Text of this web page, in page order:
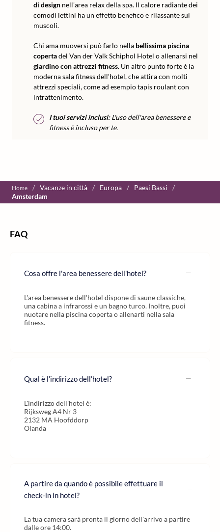
di design nell'area relax della spa. Il calore radiante dei
comodi lettini ha un effetto benefico e rilassante sui
muscoli.
Chi ama muoversi può farlo nella bellissima piscina
copertadel Van der Valk Schiphol Hotel o allenarsi nel
giardino con attrezzi fitness. Un altro punto forte è la
moderna sala fitness dell'hotel, che attira con molti
attrezzi speciali, come ad esempio tapis roulant con
intrattenimento.
I tuoi servizi inclusi:L'uso dell'area benessere e
fitness è incluso per te.
Home / Vacanze in città / Europa / Paesi Bassi
/
Amsterdam
FAQ
Cosa offre l'area benessere dell'hotel?
L'area benessere dell'hotel dispone di saune classiche,
una cabina a infrarossi e un bagno turco. Inoltre, puoi
nuotare nella piscina coperta o allenarti nella sala
fitness.
Qual è l'indirizzo dell'hotel?
L'indirizzo dell'hotel è:
Rijksweg A4 Nr 3
2132 MA Hoofddorp
Olanda
A partire da quando è possibile effettuare il
check-in in hotel?
La tua camera sarà pronta il giorno dell'arrivo a partire
dalle ore 14:00.